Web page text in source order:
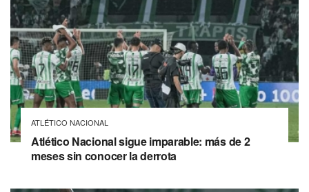
ATLÉTICO NACIONAL
Atlético Nacional sigue imparable: más de 2
meses sin conocer la derrota